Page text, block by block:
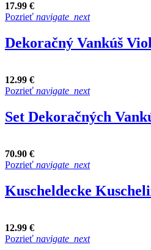
17.99 €
Pozrieť navigate_next
Dekoračný Vankúš
12.99 €
Pozrieť navigate_next
Set Dekoračných
70.90 €
Pozrieť navigate_next
Kuscheldecke
12.99 €
Pozrieť navigate_next